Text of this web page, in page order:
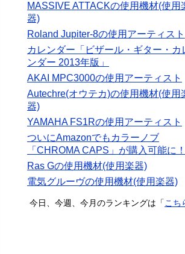
MASSIVE ATTACKの使用機材(使用
器)
Roland Jupiter-8の使用アーティスト
カレンダー「ビザール・ギター・カ
ンダー 2013年版」
AKAI MPC3000の使用アーティスト
Autechre(オウテカ)の使用機材(使用
器)
YAMAHA FS1Rの使用アーティスト
ついにAmazonでもカラーノブ
「CHROMA CAPS」が購入可能に！
Ras Gの使用機材(使用楽器)
電気グルーヴの使用機材(使用楽器)
今日、今週、今月のランキングは「こち